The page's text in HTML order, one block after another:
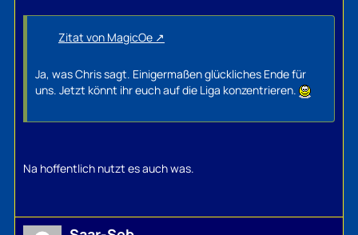
Zitat von MagicOe
Ja, was Chris sagt. Einigermaßen glückliches Ende für
uns. Jetzt könnt ihr euch auf die Liga konzentrieren.
Na hoffentlich nutzt es auch was.